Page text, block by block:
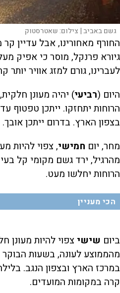
גשם באביב | צילום:שאטרסטוק
החורף מאחורינו, אבל עדיין
גיורא פרנקל, מוסר כי אפיק
לעברינו, גורם למזג אוויר יותר
היום (רביעי) יהיה מעונן
הרוחות יתחזקו. ייתכן טפטוף
בצפון הארץ. בדרום ייתכן אובך.
מחר, יום חמישי, צפוי להיות
מהרגיל, ירד גשם מקומי קל
הרוחות יחלשו מעט.
הכי מעניין
ביום שישי צפוי להיות מעונן
מהממוצע לעונה, בשעות
במרכז הארץ ובצפון הנגב.
קרה במקומות המועדים.‏